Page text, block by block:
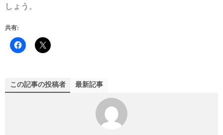
しょう。
共有:
この記事の投稿者 最新記事